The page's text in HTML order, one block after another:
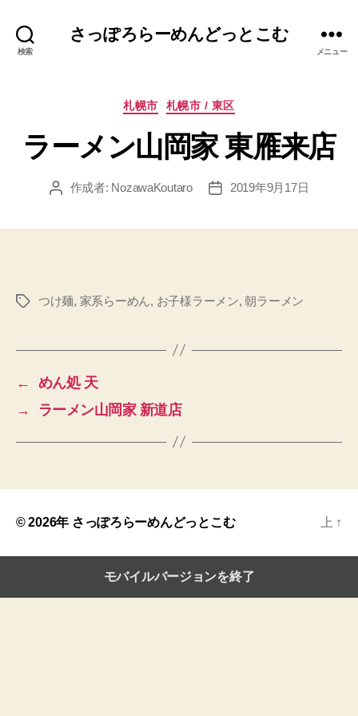
検索
さっぽろらーめんどっとこむ
メニュー
カ
ゴ
リ
札幌市 札幌市 / 東区
ラーメン山岡家 東雁来店
投 作成者: NozawaKoutaro
投
2019年9月17日
タ
つけ麺, 家系らーめん, お子様ラーメン,朝ラーメン
←
めん処 天
→
ラーメン山岡家 新道店
© 2026年 さっぽろらーめんどっとこむ 上 ↑
モバイルバージョンを終了